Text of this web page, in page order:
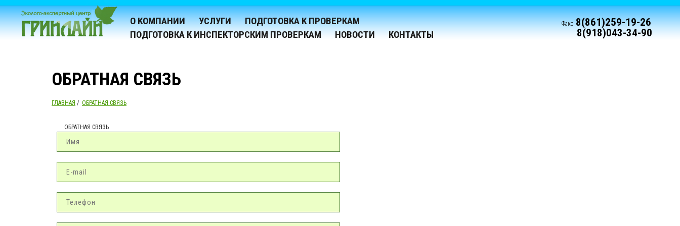
О КОМПАНИИ УСЛУГИ
ПОДГОТОВКА К ПРОВЕРКАМ
ПОДГОТОВКА К ИНСПЕКТОРСКИМ ПРОВЕРКАМ
НОВОСТИ КОНТАКТЫ
Факс 8(861)259-19-26
8(918)043-34-90
ОБРАТНАЯ СВЯЗЬ
ГЛАВНАЯ / ОБРАТНАЯ СВЯЗЬ
ОБРАТНАЯ СВЯЗЬ